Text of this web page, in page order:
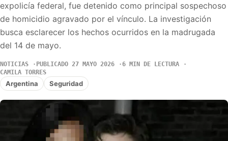
expolicía federal, fue detenido como principal sospechoso
de homicidio agravado por el vínculo. La investigación
busca esclarecer los hechos ocurridos en la madrugada
del 14 de mayo.
NOTICIAS PUBLICADO 27 MAYO 2026
6 MIN DE LECTURA
CAMILA TORRES
Argentina Seguridad